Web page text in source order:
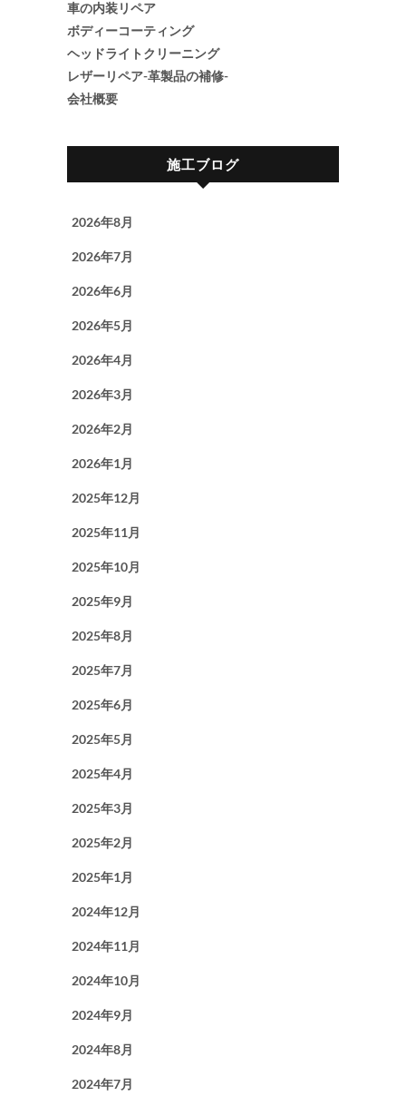
車の内装リペア
ボディーコーティング
ヘッドライトクリーニング
レザーリペア-革製品の補修-
会社概要
施工ブログ
2026年8月
2026年7月
2026年6月
2026年5月
2026年4月
2026年3月
2026年2月
2026年1月
2025年12月
2025年11月
2025年10月
2025年9月
2025年8月
2025年7月
2025年6月
2025年5月
2025年4月
2025年3月
2025年2月
2025年1月
2024年12月
2024年11月
2024年10月
2024年9月
2024年8月
2024年7月